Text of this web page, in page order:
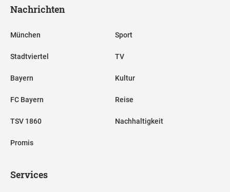
Nachrichten
München
Stadtviertel
Bayern
FC Bayern
TSV 1860
Promis
Sport
TV
Kultur
Reise
Nachhaltigkeit
Services